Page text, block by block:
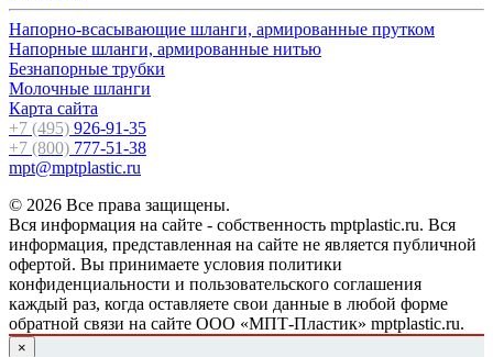
Напорно-всасывающие шланги, армированные прутком
Напорные шланги, армированные нитью
Безнапорные трубки
Молочные шланги
Карта сайта
+7 (495) 926-91-35
+7 (800) 777-51-38
mpt@mptplastic.ru
© 2026 Все права защищены.
Вся информация на сайте - собственность mptplastic.ru. Вся
информация, представленная на сайте не является публичной
офертой. Вы принимаете условия политики
конфиденциальности и пользовательского соглашения
каждый раз, когда оставляете свои данные в любой форме
обратной связи на сайте ООО «МПТ-Пластик» mptplastic.ru.
×